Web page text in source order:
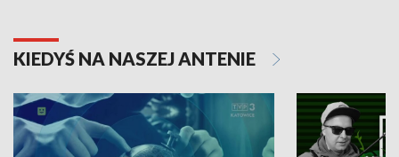
KIEDYŚ NA NASZEJ ANTENIE